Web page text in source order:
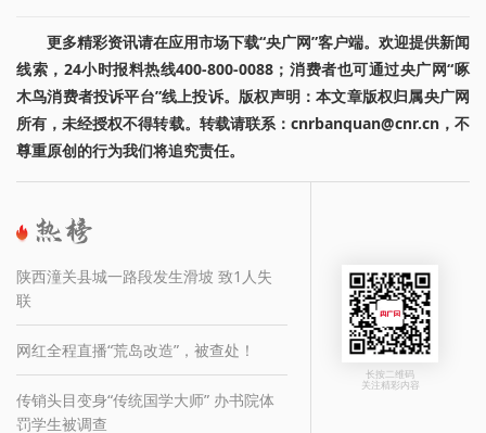
更多精彩资讯请在应用市场下载“央广网”客户端。欢迎提供新闻
线索，24小时报料热线400-800-0088；消费者也可通过央广网“啄
木鸟消费者投诉平台”线上投诉。版权声明：本文章版权归属央广网
所有，未经授权不得转载。转载请联系：cnrbanquan@cnr.cn，不
尊重原创的行为我们将追究责任。
陕西潼关县城一路段发生滑坡 致1人失
联
网红全程直播“荒岛改造”，被查处！
传销头目变身“传统国学大师” 办书院体
罚学生被调查
长按二维码
关注精彩内容